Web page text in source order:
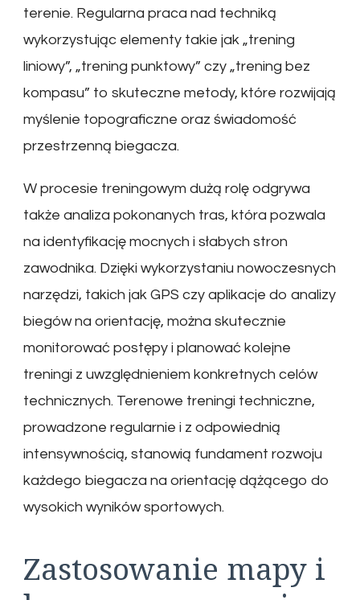
terenie. Regularna praca nad techniką
wykorzystując elementy takie jak „trening
liniowy”, „trening punktowy” czy „trening bez
kompasu” to skuteczne metody, które rozwijają
myślenie topograficzne oraz świadomość
przestrzenną biegacza.
W procesie treningowym dużą rolę odgrywa
także analiza pokonanych tras, która pozwala
na identyfikację mocnych i słabych stron
zawodnika. Dzięki wykorzystaniu nowoczesnych
narzędzi, takich jak GPS czy aplikacje do analizy
biegów na orientację, można skutecznie
monitorować postępy i planować kolejne
treningi z uwzględnieniem konkretnych celów
technicznych. Terenowe treningi techniczne,
prowadzone regularnie i z odpowiednią
intensywnością, stanowią fundament rozwoju
każdego biegacza na orientację dążącego do
wysokich wyników sportowych.
Zastosowanie mapy i